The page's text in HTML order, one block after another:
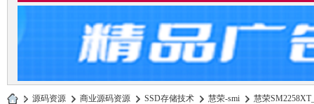
» 源码资源 › 商业源码资源 › SSD存储技术 › 慧荣-smi › 慧荣